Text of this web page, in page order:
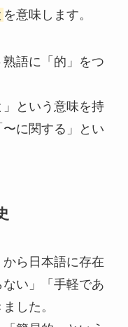
を意味します。
語に「的」をつ
」という意味を持
に関する」とい
から日本語に存在
い」「手軽であ
した。